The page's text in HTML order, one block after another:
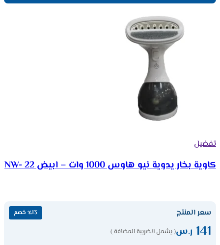
تفضيل
كاوية بخار يدوية نيو هاوس 1000 وات – ابيض NW- 22
سعر المنتج ٪13 خصم
141 ر.س( يشمل الضريبة المضافة )